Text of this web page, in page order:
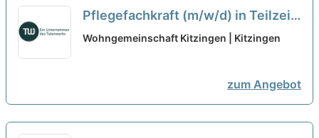
Pflegefachkraft (m/w/d) in Teilzeit
(15-30 Stunden/Woche) - Starte
Wohngemeinschaft Kitzingen | Kitzingen
zum Angebot